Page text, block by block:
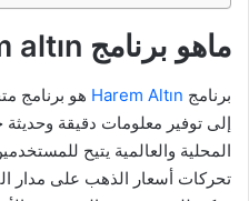
ماهو برنامج harem altın
برنامج Harem Altın هو برنامج
إلى توفير معلومات دقيقة
المحلية والعالمية يتيح
تحركات أسعار الذهب على مدار